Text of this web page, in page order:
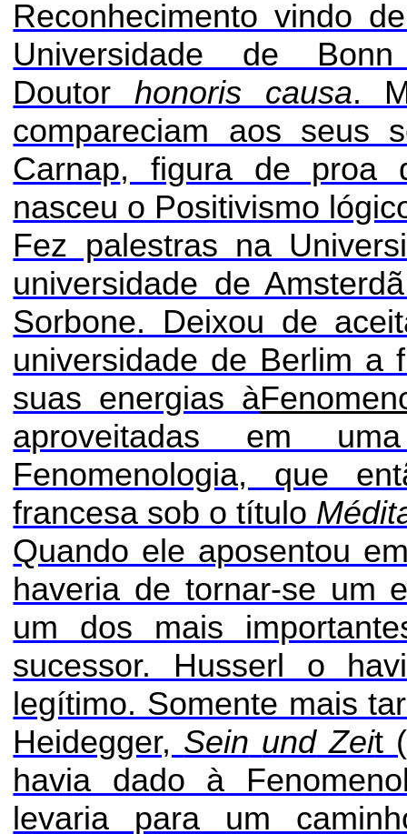
Reconhecimento vindo
Universidade de
Doutor honoris causa.
compareciam aos seus
Carnap, figura de proa
nasceu o Positivismo
Fez palestras na
universidade de
Sorbone. Deixou de
universidade de Berlim a
suas energias à
aproveitadas em
Fenomenologia, que
francesa sob o título
Quando ele aposentou
haveria de tornar-se um
um dos mais
sucessor. Husserl o
legítimo. Somente mais
Heidegger, Sein undZeit
havia dado à
levaria para um